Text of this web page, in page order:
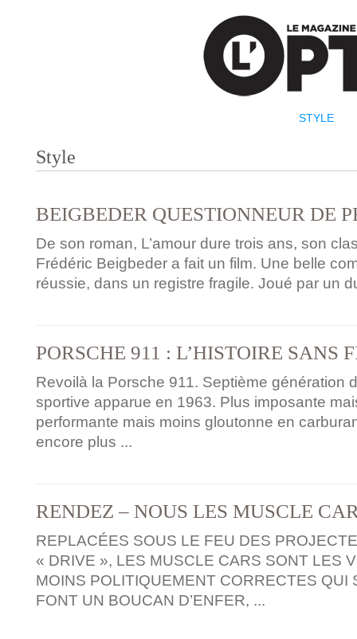
STYLE
Style
BEIGBEDER QUESTIONNEUR DE
De son roman, L’amour dure trois ans, son
Frédéric Beigbeder a fait un film. Une belle
réussie, dans un registre fragile. Joué par un
PORSCHE 911 : L’HISTOIRE SANS
Revoilà la Porsche 911. Septième génération
sportive apparue en 1963. Plus imposante
performante mais moins gloutonne en
encore plus ...
RENDEZ – NOUS LES MUSCLE
REPLACÉES SOUS LE FEU DES
« DRIVE », LES MUSCLE CARS SONT LES
MOINS POLITIQUEMENT CORRECTES QUI
FONT UN BOUCAN D’ENFER, ...